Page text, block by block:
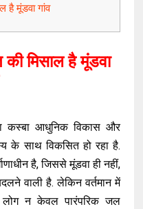
है मूंडवा गांव
मिसाल है मूंडवा
कस्बा आधुनिक विकास और
के साथ विकसित हो रहा है.
है, जिससे मूंडवा ही नहीं,
वाली है. लेकिन वर्तमान में
न केवल पारंपरिक जल